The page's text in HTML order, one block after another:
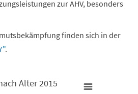
zur AHV, besonders
finden sich in der
.
Alter 2015